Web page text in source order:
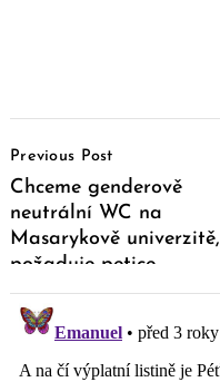
Navigation
Previous Post
Chceme genderově
neutrální WC na
Masarykově univerzitě,
požaduje petice
studentů